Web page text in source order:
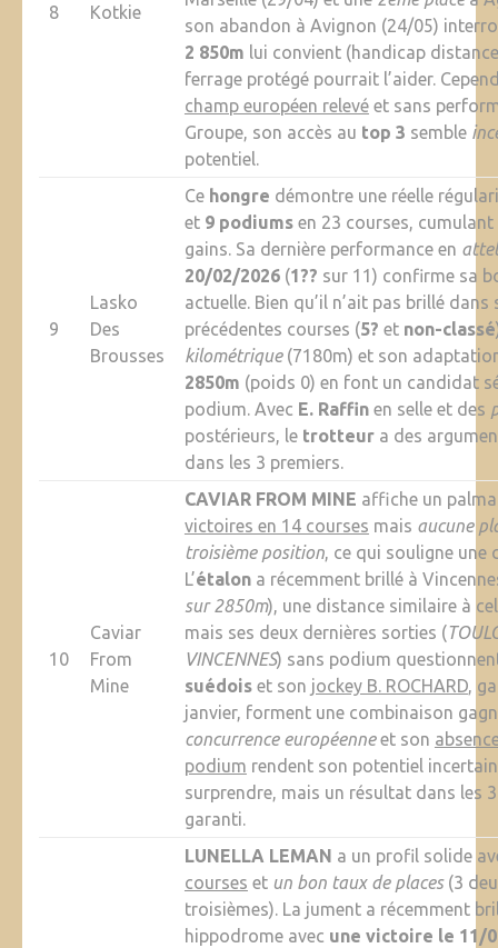
8 Kotkie
son abandon à Avignon (24/05)
2 850m lui convient (handicap
ferrage protégé pourrait l’aider.
champ européen relevéet sans
Groupe, son accès au top 3 semble
potentiel.
9
Lasko
Des
Brousses
Ce hongre démontre une réelle
et 9 podiumsen 23 courses, cumulant
gains. Sa dernière performance en
20/02/2026(1?? sur 11) confirme sa
actuelle. Bien qu’il n’ait pas brillé dans
précédentes courses (5? et non-classé
kilométrique(7180m) et son
2850m (poids 0) en font un candidat
podium. Avec E. Raffinen selle et des
postérieurs, le trotteura des
dans les 3 premiers.
10
Caviar
From
Mine
CAVIAR FROM MINE affiche un
victoires en 14 courses mais aucune
troisième position, ce qui souligne une
L’étalona récemment brillé à
sur 2850m), une distance similaire à
mais ses deux dernières sorties (
VINCENNES) sans podium
suédoiset son jockey B. ROCHARD,
janvier, forment une combinaison
concurrence européenneet son
podium rendent son potentiel
surprendre, mais un résultat dans les
garanti.
LUNELLA LEMAN a un profil solide
courses et un bon taux de places(3
troisièmes). La jument a récemment
hippodrome avec une victoire le 11/